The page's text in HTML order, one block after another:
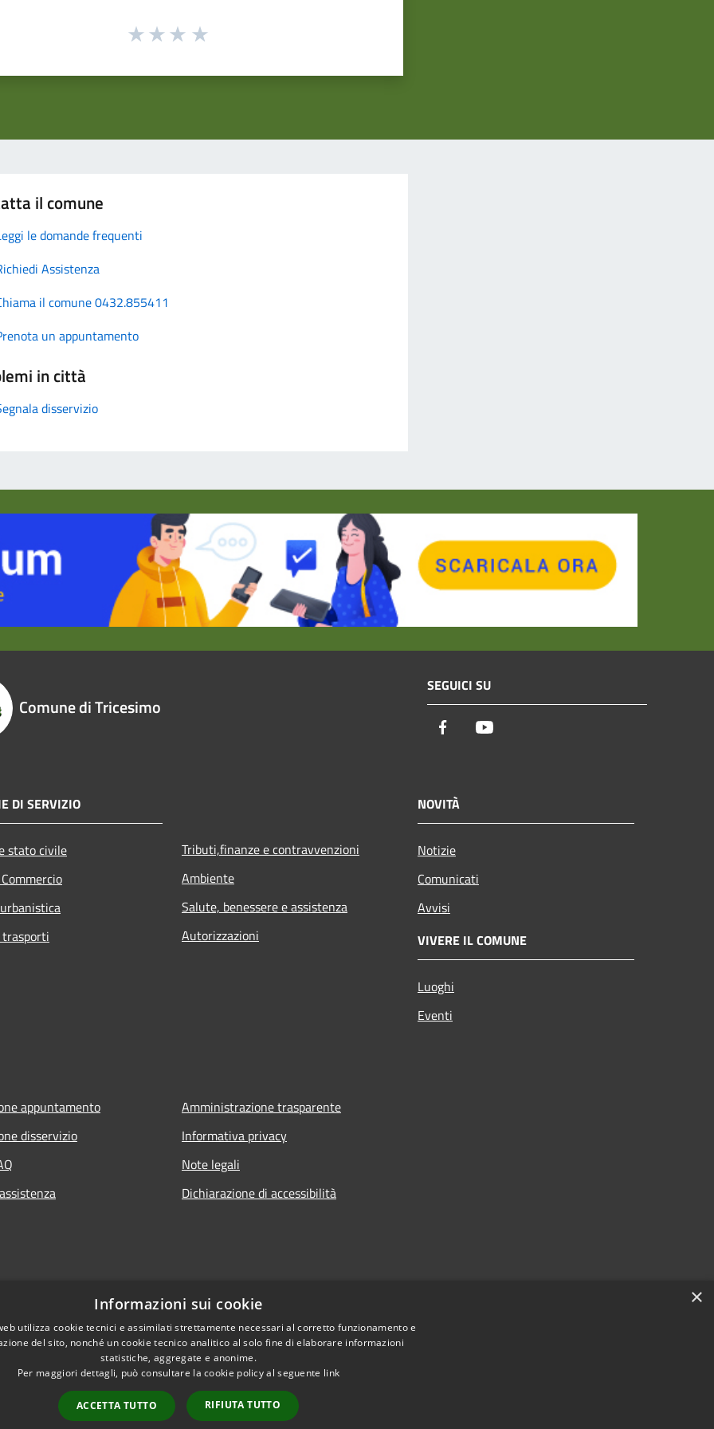
il comune
le domande frequenti
Assistenza
il comune 0432.855411
un appuntamento
in città
disservizio
Comune di Tricesimo
SEGUICI SU
Facebook
DI SERVIZIO
stato civile
Tributi,finanze e contravvenzioni
Ambiente
Salute, benessere e assistenza
Autorizzazioni
NOVITÀ
Notizie
Comunicati
Avvisi
VIVERE IL COMUNE
Luoghi
Eventi
appuntamento
disservizio
Amministrazione trasparente
Informativa privacy
Note legali
Dichiarazione di accessibilità
×
Informazioni sui cookie
utilizza cookie tecnici e assimilati strettamente necessari al corretto funzionamento e
del sito, nonché un cookie tecnico analitico al solo fine di elaborare informazioni
statistiche, aggregate e anonime.
Per maggiori dettagli, può consultare la cookie policy al seguente link
ACCETTA TUTTO RIFIUTA TUTTO